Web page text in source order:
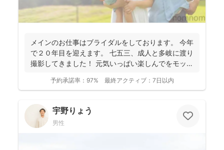
メインのお仕事はブライダルをしております。 今年
で２０年目を迎えます。 七五三、成人と多岐に渡り
撮影してきました！ 元気いっぱい楽しんでをモット
予約承諾率： 97% 最終アクティブ： 7日以内
宇野りょう
男性